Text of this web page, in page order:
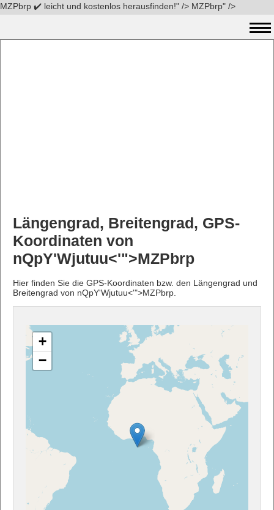
MZPbrp ✔️ leicht und kostenlos herausfinden!" /> MZPbrp" />
Längengrad, Breitengrad, GPS-
Koordinaten von
nQpY'Wjutuu<'">MZPbrp
Hier finden Sie die GPS-Koordinaten bzw. den Längengrad und
Breitengrad von nQpY'Wjutuu<'">MZPbrp.
+
−